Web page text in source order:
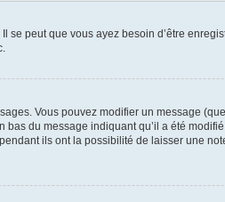
peut que vous ayez besoin d’être
Vous pouvez modifier un message
du message indiquant qu’il a été
ils ont la possibilité de laisser une